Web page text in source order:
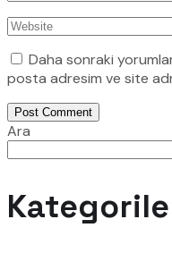
Daha sonraki
posta adresim ve site
Post Comment
Ara